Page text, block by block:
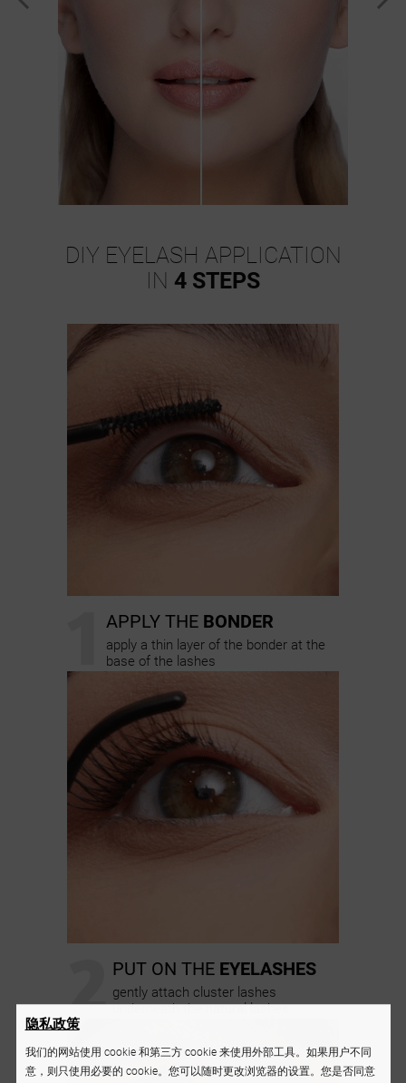
DIY EYELASH APPLICATION
IN 4 STEPS
APPLY THE BONDER
apply a thin layer of the bonder at the
base of the lashes
2 PUT ON THE EYELASHES
gently attach cluster lashes
underneath the natural lashes
隐私政策
我们的网站使用 cookie 和第三方 cookie 来使用外部工具。如果用户不同
意，则只使用必要的 cookie。您可以随时更改浏览器的设置。您是否同意